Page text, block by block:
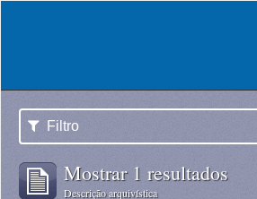
Filtro
Mostrar 1 resultados
Descrição arquivística